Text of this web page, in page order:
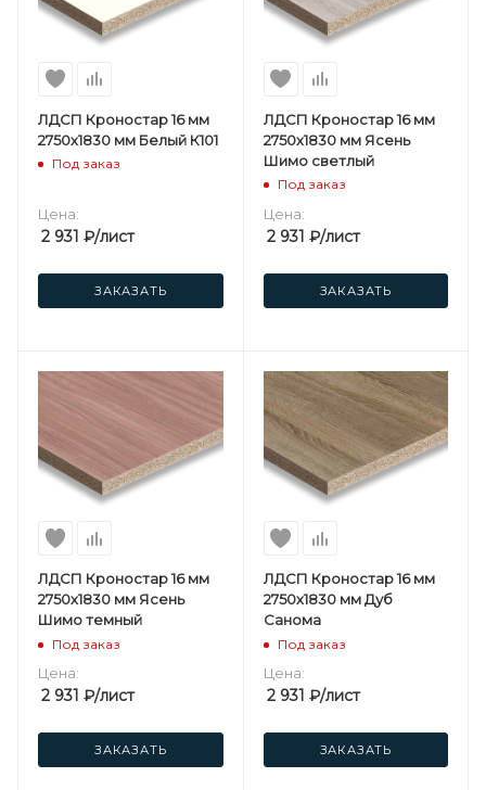
ЛДСП Кроностар 16 мм
2750х1830 мм Белый К101
Под заказ
Цена:
2 931 ₽/лист
ЗАКАЗАТЬ
ЛДСП Кроностар 16 мм
2750х1830 мм Ясень
Шимо светлый
Под заказ
Цена:
2 931 ₽/лист
ЗАКАЗАТЬ
ЛДСП Кроностар 16 мм
2750х1830 мм Ясень
Шимо темный
Под заказ
Цена:
2 931 ₽/лист
ЗАКАЗАТЬ
ЛДСП Кроностар 16 мм
2750х1830 мм Дуб
Санома
Под заказ
Цена:
2 931 ₽/лист
ЗАКАЗАТЬ